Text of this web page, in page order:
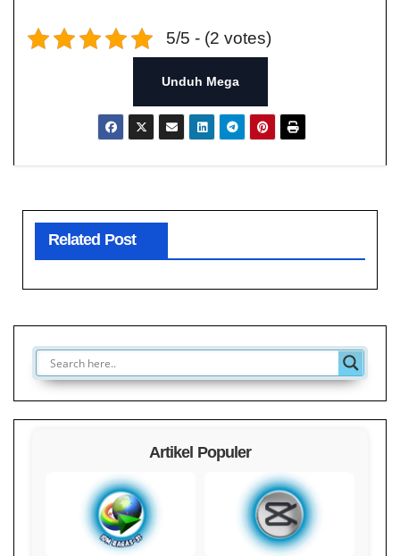
5/5 - (2 votes)
Unduh Mega
Related Post
Artikel Populer